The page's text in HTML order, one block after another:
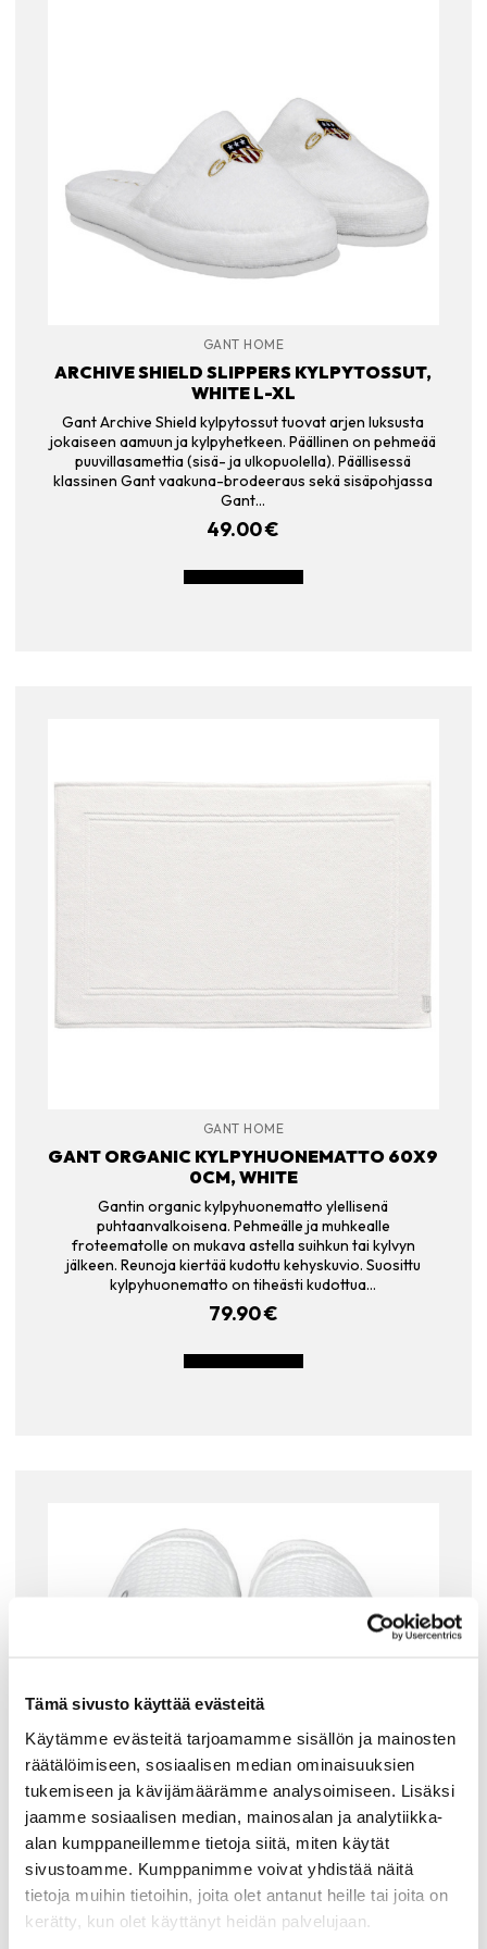
Tämä sivusto käyttää evästeitä
Käytämme evästeitä tarjoamamme sisällön ja mainosten
räätälöimiseen, sosiaalisen median ominaisuuksien
tukemiseen ja kävijämäärämme analysoimiseen. Lisäksi
jaamme sosiaalisen median, mainosalan ja analytiikka-
alan kumppaneillemme tietoja siitä, miten käytät
sivustoamme. Kumppanimme voivat yhdistää näitä
tietoja muihin tietoihin, joita olet antanut heille tai joita on
kerätty, kun olet käyttänyt heidän palvelujaan.
GANT HOME
ARCHIVE SHIELD SLIPPERS KYLPYTOSSUT,
WHITE L-XL
Gant Archive Shield kylpytossut tuovat arjen luksusta
jokaiseen aamuun ja kylpyhetkeen. Päällinen on pehmeää
puuvillasamettia (sisä- ja ulkopuolella). Päällisessä
klassinen Gant vaakuna-brodeeraus sekä sisäpohjassa
Gant…
49.00€
GANT HOME
GANT ORGANIC KYLPYHUONEMATTO 60X9
0CM, WHITE
Gantin organic kylpyhuonematto ylellisenä
puhtaanvalkoisena. Pehmeälle ja muhkealle
froteematolle on mukava astella suihkun tai kylvyn
jälkeen. Reunoja kiertää kudottu kehyskuvio. Suosittu
kylpyhuonematto on tiheästi kudottua…
79.90€
GANT HOME